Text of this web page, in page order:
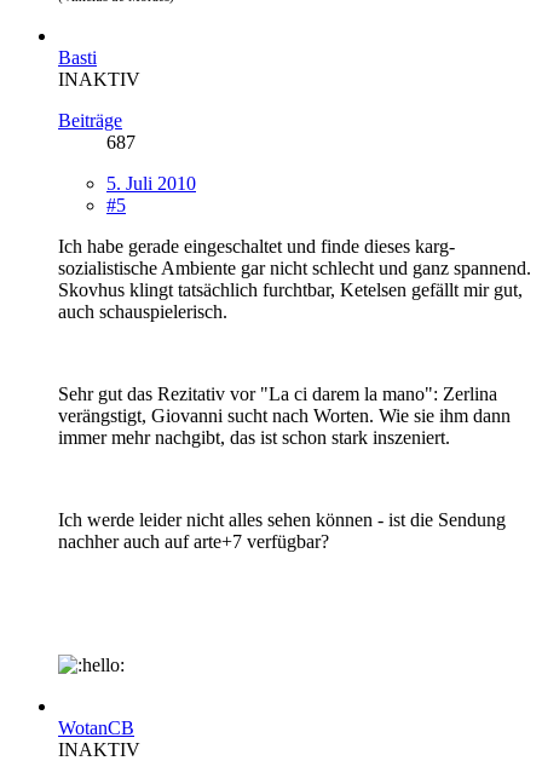
Basti
INAKTIV
Beiträge
687
5. Juli 2010
#5
Ich habe gerade eingeschaltet und finde dieses karg-
sozialistische Ambiente gar nicht schlecht und ganz spannend.
Skovhus klingt tatsächlich furchtbar, Ketelsen gefällt mir gut,
auch schauspielerisch.
Sehr gut das Rezitativ vor "La ci darem la mano": Zerlina
verängstigt, Giovanni sucht nach Worten. Wie sie ihm dann
immer mehr nachgibt, das ist schon stark inszeniert.
Ich werde leider nicht alles sehen können - ist die Sendung
nachher auch auf arte+7 verfügbar?
WotanCB
INAKTIV